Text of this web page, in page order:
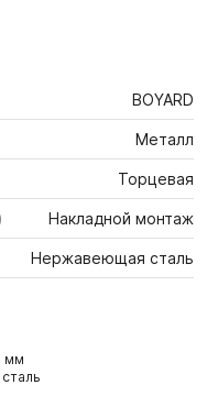
BOYARD
Металл
Торцевая
Накладной монтаж
Нержавеющая сталь
мм